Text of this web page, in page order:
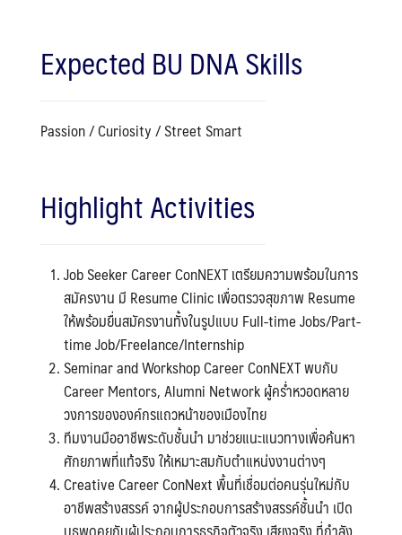
Expected BU DNA Skills
Passion / Curiosity / Street Smart
Highlight Activities
Job Seeker Career ConNEXT เตรียมความพร้อมในการ
สมัครงาน มี Resume Clinic เพื่อตรวจสุขภาพ Resume
ให้พร้อมยื่นสมัครงานทั้งในรูปแบบ Full-time Jobs/Part-
time Job/Freelance/Internship
Seminar and Workshop Career ConNEXT พบกับ
Career Mentors, Alumni Network ผู้คร่ำหวอดหลาย
วงการขององค์กรแถวหน้าของเมืองไทย
ทีมงานมืออาชีพระดับชั้นนำ มาช่วยแนะแนวทางเพื่อค้นหา
ศักยภาพที่แท้จริง ให้เหมาะสมกับตำแหน่งงานต่างๆ
Creative Career ConNext พื้นที่เชื่อมต่อคนรุ่นใหม่กับ
อาชีพสร้างสรรค์ จากผู้ประกอบการสร้างสรรค์ชั้นนำ เปิด